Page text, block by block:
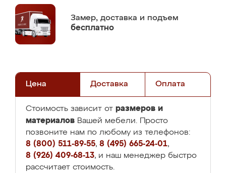
Замер, доставка и подъем
бесплатно
Цена Доставка Оплата
Стоимость зависит от размеров и
материалов Вашей мебели. Просто
позвоните нам по любому из телефонов:
8 (800) 511-89-55, 8 (495) 665-24-01,
8 (926) 409-68-13, и наш менеджер быстро
рассчитает стоимость.